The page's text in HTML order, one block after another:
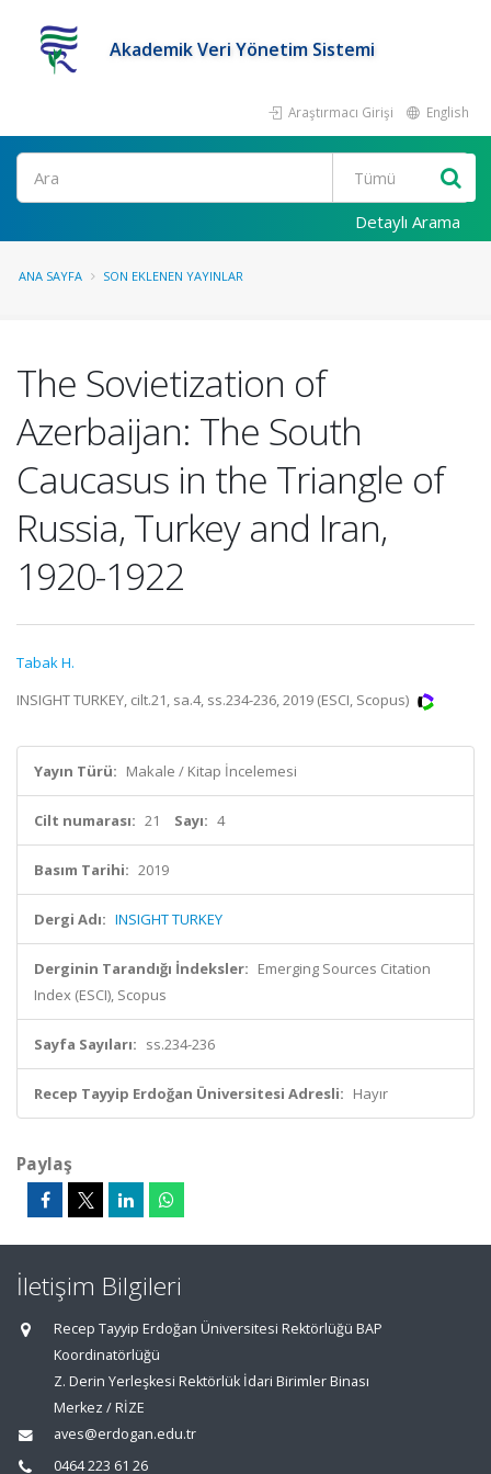
Akademik Veri Yönetim Sistemi
Araştırmacı Girişi English
Ara
Detaylı Arama
ANA SAYFA SON EKLENEN YAYINLAR
The Sovietization of
Azerbaijan: The South
Caucasus in the Triangle of
Russia, Turkey and Iran,
1920-1922
Tabak H.
INSIGHT TURKEY, cilt.21, sa.4, ss.234-236, 2019 (ESCI, Scopus)
Yayın Türü: Makale / Kitap İncelemesi
Cilt numarası: 21 Sayı: 4
Basım Tarihi: 2019
Dergi Adı: INSIGHT TURKEY
Derginin Tarandığı İndeksler: Emerging Sources Citation
Index (ESCI), Scopus
Sayfa Sayıları: ss.234-236
Recep Tayyip Erdoğan Üniversitesi Adresli: Hayır
Paylaş
İletişim Bilgileri
Recep Tayyip Erdoğan Üniversitesi Rektörlüğü BAP
Koordinatörlüğü
Z. Derin Yerleşkesi Rektörlük İdari Birimler Binası
Merkez / RİZE
aves@erdogan.edu.tr
0464 223 61 26